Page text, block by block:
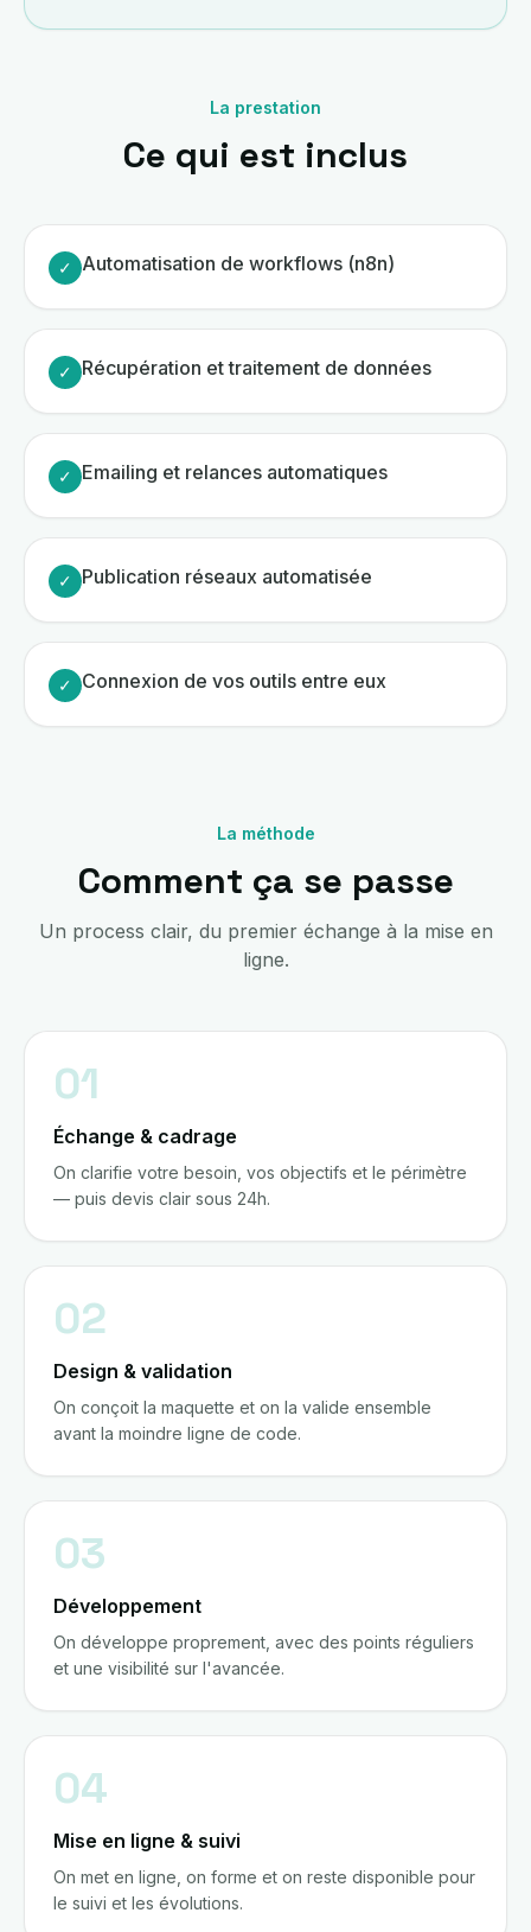
La prestation
Ce qui est inclus
✓ Automatisation de workflows (n8n)
✓ Récupération et traitement de données
✓ Emailing et relances automatiques
✓ Publication réseaux automatisée
✓ Connexion de vos outils entre eux
La méthode
Comment ça se passe
Un process clair, du premier échange à la mise en
ligne.
01
Échange & cadrage
On clarifie votre besoin, vos objectifs et le périmètre
— puis devis clair sous 24h.
02
Design & validation
On conçoit la maquette et on la valide ensemble
avant la moindre ligne de code.
03
Développement
On développe proprement, avec des points réguliers
et une visibilité sur l'avancée.
04
Mise en ligne & suivi
On met en ligne, on forme et on reste disponible pour
le suivi et les évolutions.